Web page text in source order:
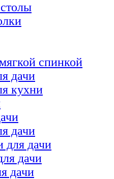
спинкой
дачи
кухни
дачи
для дачи
дачи
дачи